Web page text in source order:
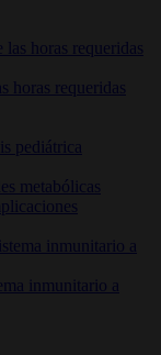
horas requeridas
pediátrica
metabólicas
inmunitario a